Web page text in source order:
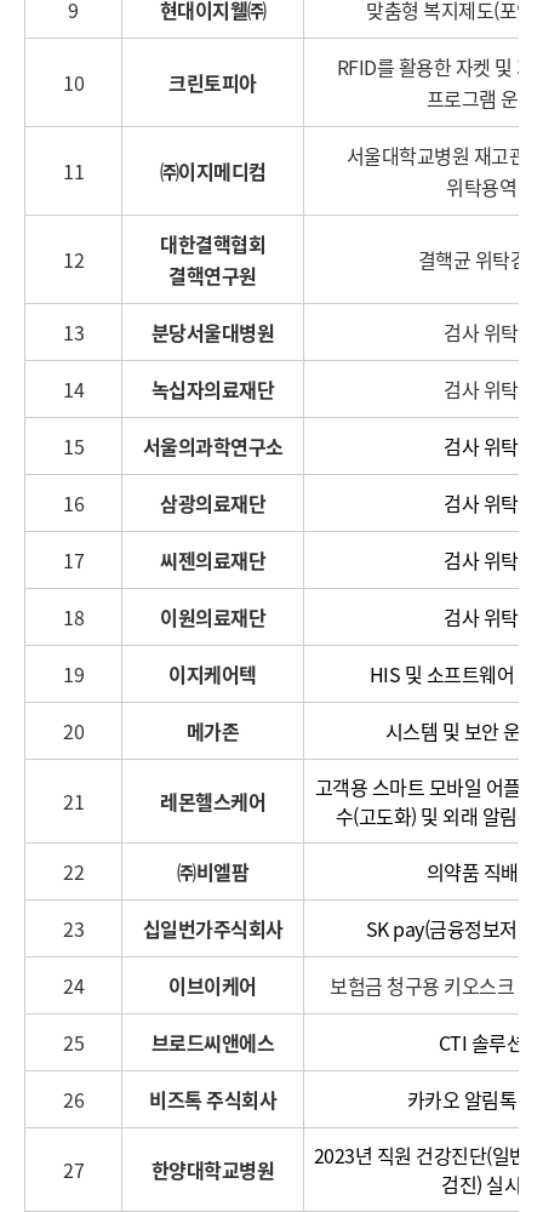
9
현대이지웰㈜ 맞춤형 복지제도(포인
10 크린토피아
RFID를 활용한 자켓 및 가
프로그램 운영
11 ㈜이지메디컴
서울대학교병원 재고관
위탁용역
12
대한결핵협회
결핵연구원
결핵균 위탁검
13 분당서울대병원
검사 위탁
14
녹십자의료재단
검사 위탁
15
서울의과학연구소
검사 위탁
16
삼광의료재단
검사 위탁
17
씨젠의료재단
검사 위탁
18
이원의료재단
검사 위탁
19
이지케어텍
HIS 및 소프트웨어 운
20
메가존 시스템 및 보안 운
21 레몬헬스케어
고객용 스마트 모바일 어플
수(고도화) 및 외래 알림톡
22
㈜비엘팜
의약품 직배송
23
십일번가주식회사
SK pay(금융정보저장
24
이브이케어
보험금 청구용 키오스크 무
25
브로드씨앤에스
CTI 솔루션
26
비즈톡 주식회사 카카오 알림톡
27 한양대학교병원
2023년 직원 건강진단(일반
검진) 실시